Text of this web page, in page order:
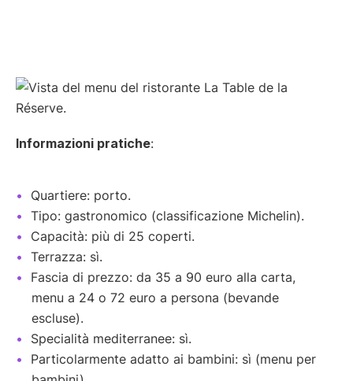
Informazioni pratiche:
Quartiere: porto.
Tipo: gastronomico (classificazione Michelin).
Capacità: più di 25 coperti.
Terrazza: sì.
Fascia di prezzo: da 35 a 90 euro alla carta,
menu a 24 o 72 euro a persona (bevande
escluse).
Specialità mediterranee: sì.
Particolarmente adatto ai bambini: sì (menu per